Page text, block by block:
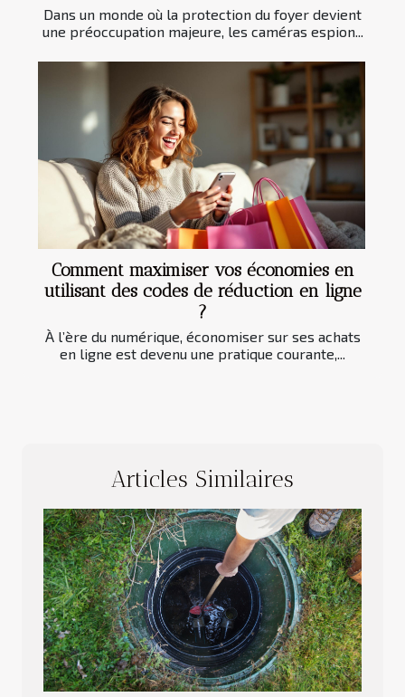
Dans un monde où la protection du foyer devient
une préoccupation majeure, les caméras espion...
Comment maximiser vos économies en
utilisant des codes de réduction en ligne
?
À l’ère du numérique, économiser sur ses achats
en ligne est devenu une pratique courante,...
Articles Similaires